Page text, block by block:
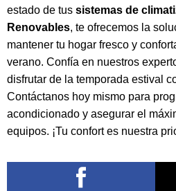
estado de tus sistemas de
Renovables, te ofrecemos la
mantener tu hogar fresco y
verano. Confía en nuestros
disfrutar de la temporada estival
Contáctanos hoy mismo para
acondicionado y asegurar el
equipos. ¡Tu confort es nuestra